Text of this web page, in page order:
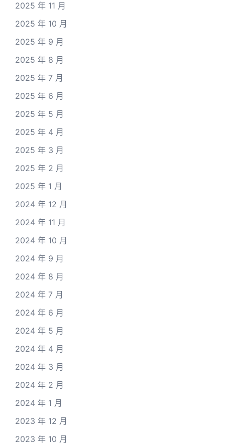
2025 年 11 月
2025 年 10 月
2025 年 9 月
2025 年 8 月
2025 年 7 月
2025 年 6 月
2025 年 5 月
2025 年 4 月
2025 年 3 月
2025 年 2 月
2025 年 1 月
2024 年 12 月
2024 年 11 月
2024 年 10 月
2024 年 9 月
2024 年 8 月
2024 年 7 月
2024 年 6 月
2024 年 5 月
2024 年 4 月
2024 年 3 月
2024 年 2 月
2024 年 1 月
2023 年 12 月
2023 年 10 月